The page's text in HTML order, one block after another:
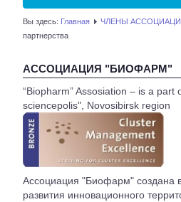
ОБ АССОЦИАЦИИ
ЧЛЕНЫ
НОВОСТИ
АКТУАЛЬНОЕ
ВСТУПЛЕНИЕ
Вы здесь: Главная ЧЛЕНЫ
партнерства
АССОЦИАЦИЯ "БИОФАРМ"
“Biopharm” Assosiation – is a part
sciencepolis", Novosibirsk region
Ассоциация "Биофарм" создана
развития инновационного